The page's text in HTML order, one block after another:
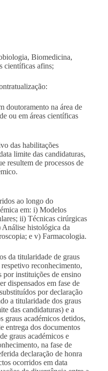
, Biomedicina,
científicas afins;
doutoramento na área de
ou em áreas científicas
das habilitações
limite das candidaturas,
resultem de processos de
ao longo do
em: i) Modelos
ii) Técnicas cirúrgicas
histológica da
e v) Farmacologia.
da titularidade de graus
reconhecimento,
por instituições de ensino
dispensados em fase de
por declaração
a titularidade dos graus
das candidaturas) e a
graus académicos detidos,
entrega dos documentos
graus académicos e
na fase de
declaração de honra
ocorridos em data